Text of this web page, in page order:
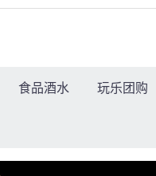
食品酒水 玩乐团购